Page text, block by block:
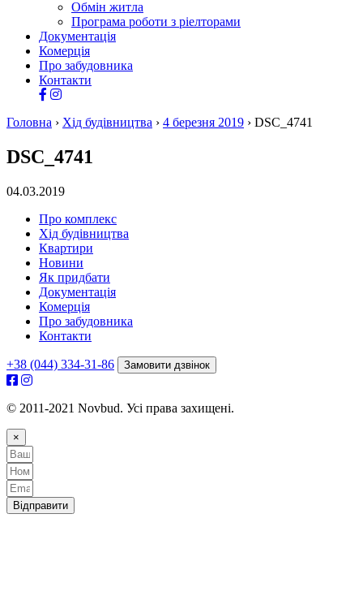
Обмін житла
Програма роботи з ріелторами
Документація
Комерція
Про забудовника
Контакти
Головна › Хід будівництва › 4 березня 2019 › DSC_4741
DSC_4741
04.03.2019
Про комплекс
Хід будівництва
Квартири
Новини
Як придбати
Документація
Комерція
Про забудовника
Контакти
+38 (044) 334-31-86 Замовити дзвінок
© 2011-2021 Novbud. Усі права захищені.
×
Відправити